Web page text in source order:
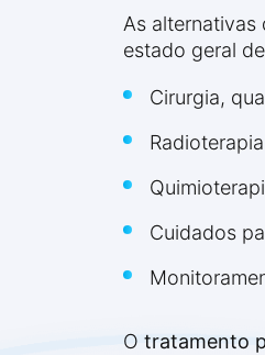
As alternativas
estado geral
Cirurgia,
Radioterapia
Cuidados
O tratamento